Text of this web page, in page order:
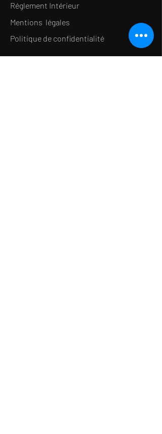
Réglement Intérieur
Mentions légales
Politique de confidentialité